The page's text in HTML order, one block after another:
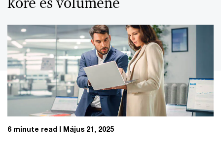
6 minute read Május 21, 2025